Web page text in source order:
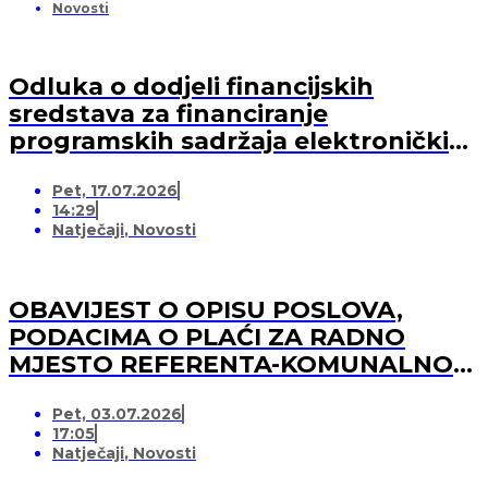
Novosti
Odluka o dodjeli financijskih
sredstava za financiranje
programskih sadržaja elektroničkih
medijskih usluga)
Pet, 17.07.2026
14:29
Natječaji, Novosti
OBAVIJEST O OPISU POSLOVA,
PODACIMA O PLAĆI ZA RADNO
MJESTO REFERENTA-KOMUNALNOG
Pet, 03.07.2026
17:05
Natječaji, Novosti